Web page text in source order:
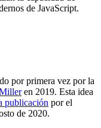
de JavaScript.
por primera vez por la
en 2019. Esta idea
publicación por el
de 2020.